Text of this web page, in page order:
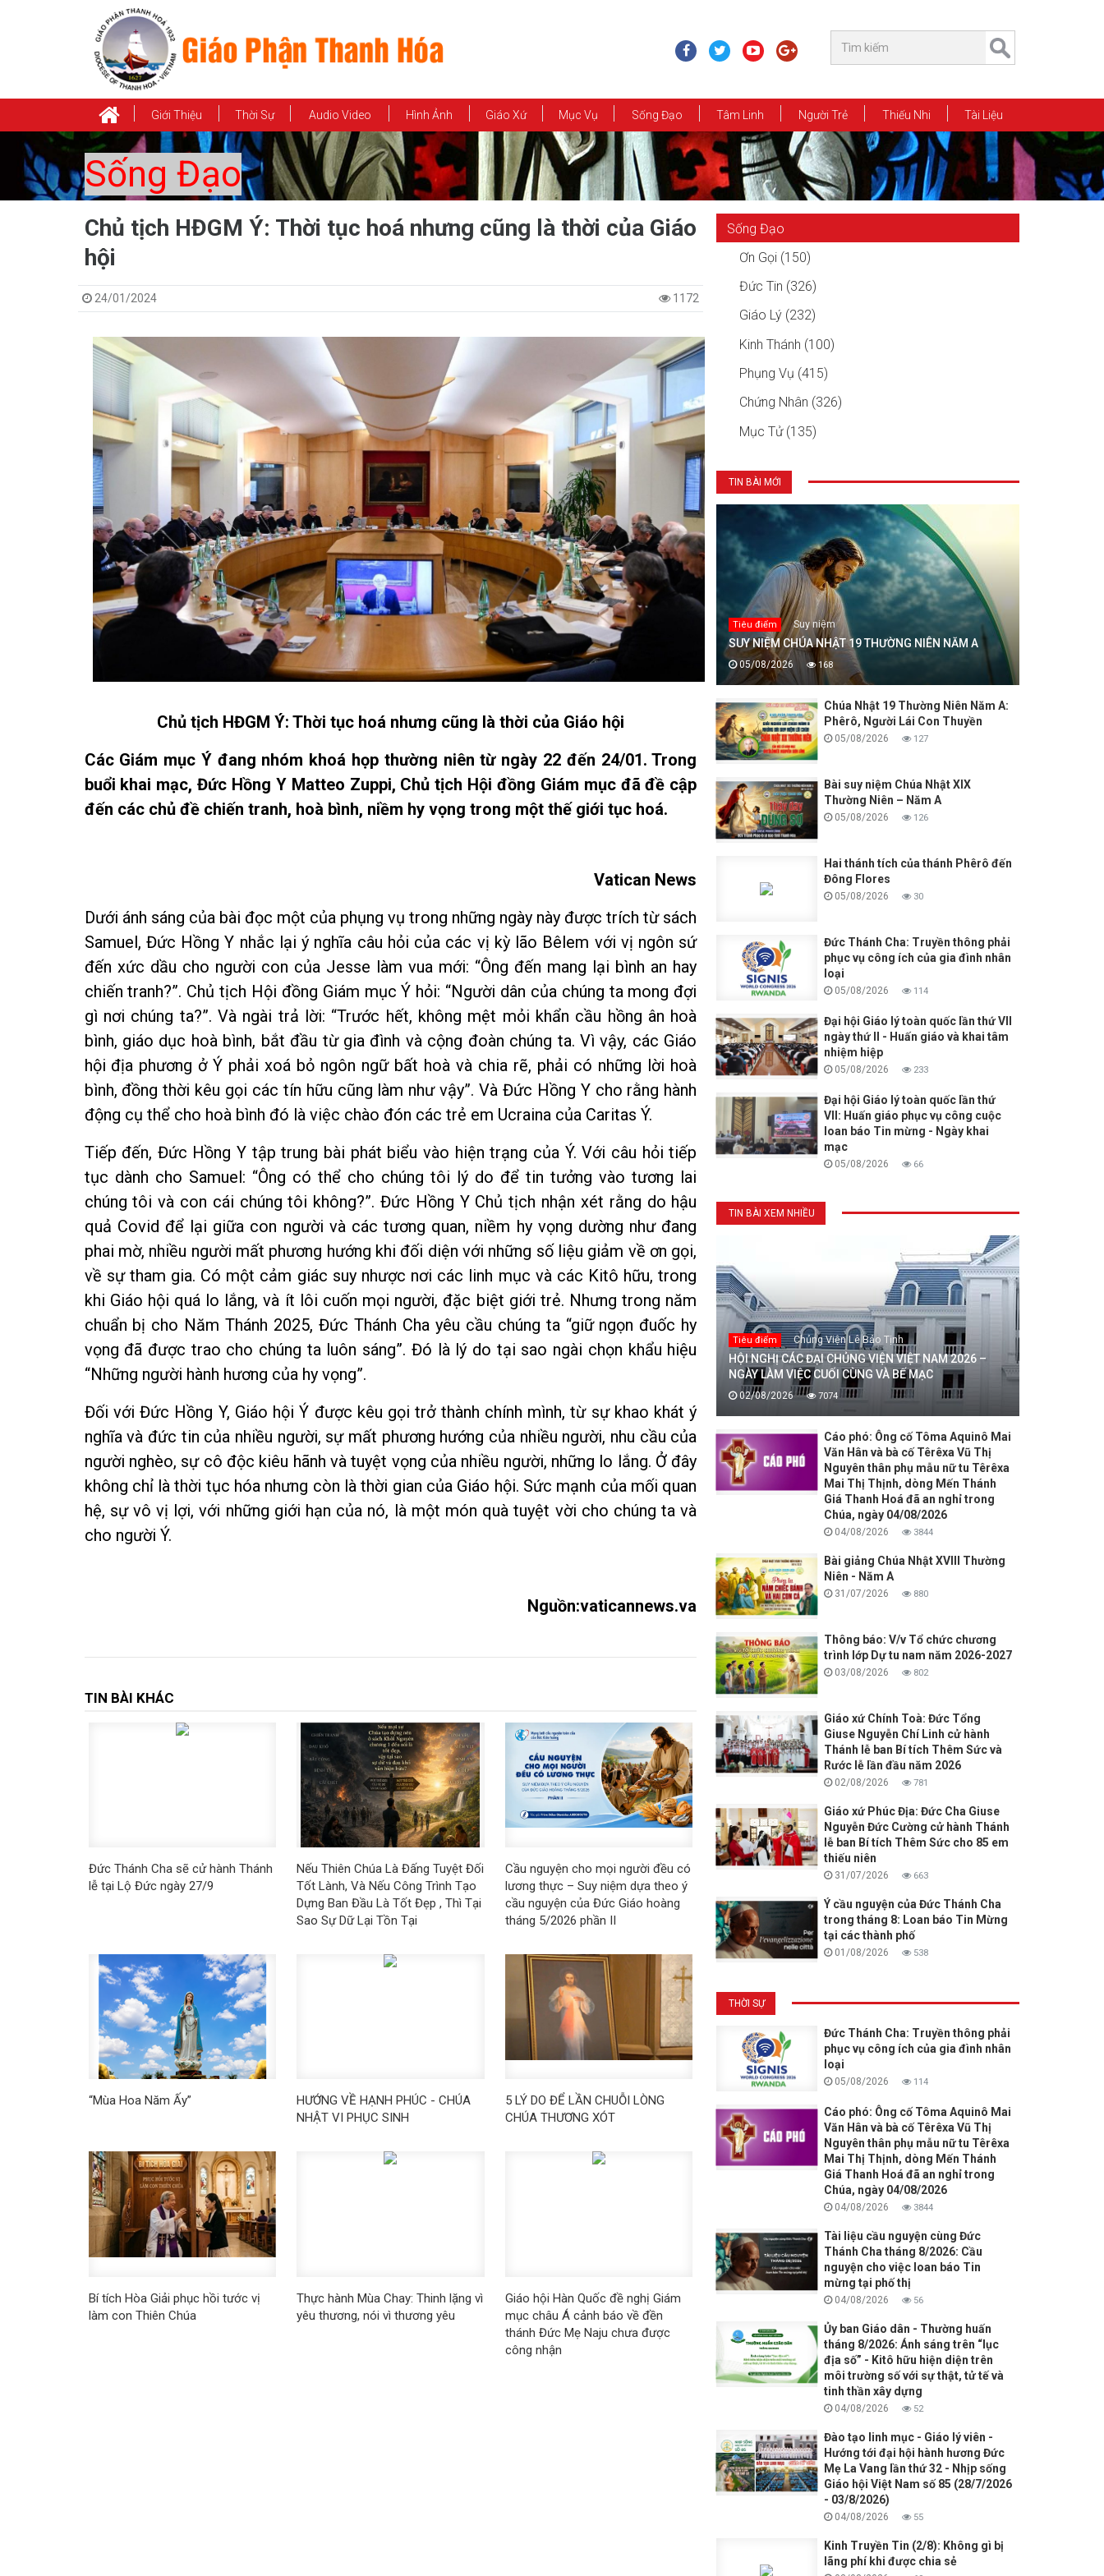
Giới Thiệu Thời Sự Audio Video Hình Ảnh Giáo Xứ Mục Vụ Sống Đạo Tâm Linh Người Trẻ Thiếu Nhi Tài Liệu
Sống Đạo
Chủ tịch HĐGM Ý: Thời tục hoá nhưng cũng là thời của Giáo
hội
24/01/2024 1172
Chủ tịch HĐGM Ý: Thời tục hoá nhưng cũng là thời của Giáo hội
Các Giám mục Ý đang nhóm khoá họp thường niên từ ngày 22 đến 24/01. Trong
buổi khai mạc, Đức Hồng Y Matteo Zuppi, Chủ tịch Hội đồng Giám mục đã đề cập
đến các chủ đề chiến tranh, hoà bình, niềm hy vọng trong một thế giới tục hoá.
Vatican News
Dưới ánh sáng của bài đọc một của phụng vụ trong những ngày này được trích từ sách
Samuel, Đức Hồng Y nhắc lại ý nghĩa câu hỏi của các vị kỳ lão Bêlem với vị ngôn sứ
đến xức dầu cho người con của Jesse làm vua mới: “Ông đến mang lại bình an hay
chiến tranh?”. Chủ tịch Hội đồng Giám mục Ý hỏi: “Người dân của chúng ta mong đợi
gì nơi chúng ta?”. Và ngài trả lời: “Trước hết, không mệt mỏi khẩn cầu hồng ân hoà
bình, giáo dục hoà bình, bắt đầu từ gia đình và cộng đoàn chúng ta. Vì vậy, các Giáo
hội địa phương ở Ý phải xoá bỏ ngôn ngữ bất hoà và chia rẽ, phải có những lời hoà
bình, đồng thời kêu gọi các tín hữu cũng làm như vậy”. Và Đức Hồng Y cho rằng hành
động cụ thể cho hoà bình đó là việc chào đón các trẻ em Ucraina của Caritas Ý.
Tiếp đến, Đức Hồng Y tập trung bài phát biểu vào hiện trạng của Ý. Với câu hỏi tiếp
tục dành cho Samuel: “Ông có thể cho chúng tôi lý do để tin tưởng vào tương lai
chúng tôi và con cái chúng tôi không?”. Đức Hồng Y Chủ tịch nhận xét rằng do hậu
quả Covid để lại giữa con người và các tương quan, niềm hy vọng dường như đang
phai mờ, nhiều người mất phương hướng khi đối diện với những số liệu giảm về ơn gọi,
về sự tham gia. Có một cảm giác suy nhược nơi các linh mục và các Kitô hữu, trong
khi Giáo hội quá lo lắng, và ít lôi cuốn mọi người, đặc biệt giới trẻ. Nhưng trong năm
chuẩn bị cho Năm Thánh 2025, Đức Thánh Cha yêu cầu chúng ta “giữ ngọn đuốc hy
vọng đã được trao cho chúng ta luôn sáng”. Đó là lý do tại sao ngài chọn khẩu hiệu
“Những người hành hương của hy vọng”.
Đối với Đức Hồng Y, Giáo hội Ý được kêu gọi trở thành chính mình, từ sự khao khát ý
nghĩa và đức tin của nhiều người, sự mất phương hướng của nhiều người, nhu cầu của
người nghèo, sự cô độc kiêu hãnh và tuyệt vọng của nhiều người, những lo lắng. Ở đây
không chỉ là thời tục hóa nhưng còn là thời gian của Giáo hội. Sức mạnh của mối quan
hệ, sự vô vị lợi, với những giới hạn của nó, là một món quà tuyệt vời cho chúng ta và
cho người Ý.
Nguồn:vaticannews.va
TIN BÀI KHÁC
Đức Thánh Cha sẽ cử hành Thánh
lễ tại Lộ Đức ngày 27/9
Nếu Thiên Chúa Là Đấng Tuyệt Đối
Tốt Lành, Và Nếu Công Trình Tạo
Dựng Ban Đầu Là Tốt Đẹp , Thì Tại
Sao Sự Dữ Lại Tồn Tại
Cầu nguyện cho mọi người đều có
lương thực – Suy niệm dựa theo ý
cầu nguyện của Đức Giáo hoàng
tháng 5/2026 phần II
“Mùa Hoa Năm Ấy”
HƯỚNG VỀ HẠNH PHÚC - CHÚA
NHẬT VI PHỤC SINH
5 LÝ DO ĐỂ LẦN CHUỖI LÒNG
CHÚA THƯƠNG XÓT
Bí tích Hòa Giải phục hồi tước vị
làm con Thiên Chúa
Thực hành Mùa Chay: Thinh lặng vì
yêu thương, nói vì thương yêu
Giáo hội Hàn Quốc đề nghị Giám
mục châu Á cảnh báo về đền
thánh Đức Mẹ Naju chưa được
công nhận
Sống Đạo
Ơn Gọi (150)
Đức Tin (326)
Giáo Lý (232)
Kinh Thánh (100)
Phụng Vụ (415)
Chứng Nhân (326)
Mục Tử (135)
TIN BÀI MỚI
Tiêu điểm Suy niệm
SUY NIỆM CHÚA NHẬT 19 THƯỜNG NIÊN NĂM A
05/08/2026 168
Chúa Nhật 19 Thường Niên Năm A:
Phêrô, Người Lái Con Thuyền
05/08/2026 127
Bài suy niệm Chúa Nhật XIX
Thường Niên – Năm A
05/08/2026 126
Hai thánh tích của thánh Phêrô đến
Đông Flores
05/08/2026 30
Đức Thánh Cha: Truyền thông phải
phục vụ công ích của gia đình nhân
loại
05/08/2026 114
Đại hội Giáo lý toàn quốc lần thứ VII
ngày thứ II - Huấn giáo và khai tâm
nhiệm hiệp
05/08/2026 233
Đại hội Giáo lý toàn quốc lần thứ
VII: Huấn giáo phục vụ công cuộc
loan báo Tin mừng - Ngày khai
mạc
05/08/2026 66
TIN BÀI XEM NHIỀU
Tiêu điểm Chủng Viện Lê Bảo Tịnh
HỘI NGHỊ CÁC ĐẠI CHỦNG VIỆN VIỆT NAM 2026 –
NGÀY LÀM VIỆC CUỐI CÙNG VÀ BẾ MẠC
02/08/2026 7074
Cáo phó: Ông cố Tôma Aquinô Mai
Văn Hân và bà cố Têrêxa Vũ Thị
Nguyên thân phụ mẫu nữ tu Têrêxa
Mai Thị Thịnh, dòng Mến Thánh
Giá Thanh Hoá đã an nghỉ trong
Chúa, ngày 04/08/2026
04/08/2026 3844
Bài giảng Chúa Nhật XVIII Thường
Niên - Năm A
31/07/2026 880
Thông báo: V/v Tổ chức chương
trình lớp Dự tu nam năm 2026-2027
03/08/2026 802
Giáo xứ Chính Toà: Đức Tổng
Giuse Nguyễn Chí Linh cử hành
Thánh lễ ban Bí tích Thêm Sức và
Rước lễ lần đầu năm 2026
02/08/2026 781
Giáo xứ Phúc Địa: Đức Cha Giuse
Nguyễn Đức Cường cử hành Thánh
lễ ban Bí tích Thêm Sức cho 85 em
thiếu niên
31/07/2026 663
Ý cầu nguyện của Đức Thánh Cha
trong tháng 8: Loan báo Tin Mừng
tại các thành phố
01/08/2026 538
THỜI SỰ
Đức Thánh Cha: Truyền thông phải
phục vụ công ích của gia đình nhân
loại
05/08/2026 114
Cáo phó: Ông cố Tôma Aquinô Mai
Văn Hân và bà cố Têrêxa Vũ Thị
Nguyên thân phụ mẫu nữ tu Têrêxa
Mai Thị Thịnh, dòng Mến Thánh
Giá Thanh Hoá đã an nghỉ trong
Chúa, ngày 04/08/2026
04/08/2026 3844
Tài liệu cầu nguyện cùng Đức
Thánh Cha tháng 8/2026: Cầu
nguyện cho việc loan báo Tin
mừng tại phố thị
04/08/2026 56
Ủy ban Giáo dân - Thường huấn
tháng 8/2026: Ánh sáng trên “lục
địa số” - Kitô hữu hiện diện trên
môi trường số với sự thật, tử tế và
tinh thần xây dựng
04/08/2026 52
Đào tạo linh mục - Giáo lý viên -
Hướng tới đại hội hành hương Đức
Mẹ La Vang lần thứ 32 - Nhịp sống
Giáo hội Việt Nam số 85 (28/7/2026
- 03/8/2026)
04/08/2026 55
Kinh Truyền Tin (2/8): Không gì bị
lãng phí khi được chia sẻ